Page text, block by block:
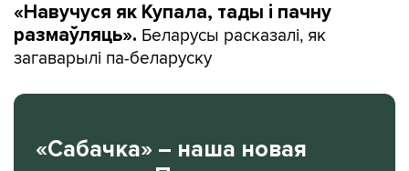
«Навучуся як Купала, тады і пачну
размаўляць». Беларусы расказалі, як
загаварылі па-беларуску
«Сабачка» – наша новая